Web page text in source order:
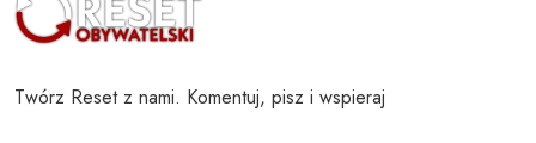
Twórz Reset z nami. Komentuj, pisz i wspieraj